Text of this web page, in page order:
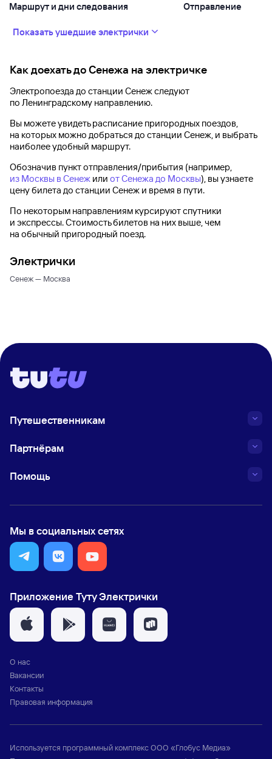
Маршрут и дни следования Отправление
Показать ушедшие электрички
Как доехать доСенежа на электричке
Электропоезда до станции Сенежследуют
по Ленинградскому направлению.
Вы можете увидеть расписание пригородных поездов,
на которых можно добраться до станции Сенеж, и выбрать
наиболее удобный маршрут.
Обозначив пункт отправления/прибытия (например,
из Москвы в Сенеж или от Сенежа до Москвы), вы узнаете
цену билета до станции Сенеж и время в пути.
По некоторым направлениям курсируют спутники
и экспрессы. Стоимость билетов на них выше, чем
на обычный пригородный поезд.
Электрички
Сенеж — Москва
Путешественникам
Партнёрам
Помощь
Мы в социальных сетях
Приложение Туту Электрички
О нас
Вакансии
Контакты
Правовая информация
Используется программный комплексООО «Глобус Медиа»